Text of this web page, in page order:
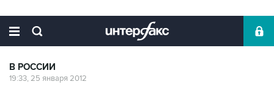
В РОССИИ
19:33, 25 января 2012